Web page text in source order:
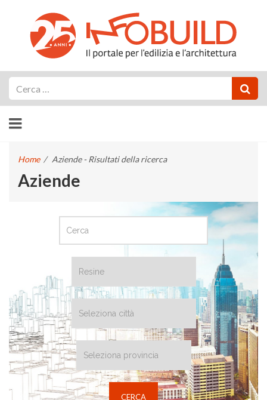
Home / Aziende - Risultati della ricerca
Aziende